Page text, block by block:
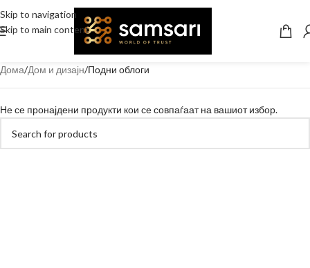
Skip to navigation
Skip to main content
Дома Дом и дизајн Подни облоги
Не се пронајдени продукти кои се совпаѓаат на вашиот избор.